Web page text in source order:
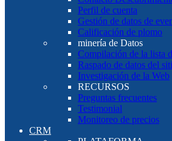
Perfil de cuenta
Gestión de datos de
Calificación de plomo
minería de Datos
Compilación de la lista
Raspado de datos del
Investigación de la Web
RECURSOS
Preguntas frecuentes
Testimonial
Monitoreo de precios
CRM